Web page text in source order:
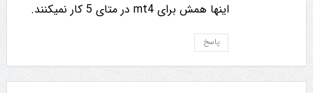
اینها همش برای mt4 در متای 5 کار نمیکنند.
پاسخ